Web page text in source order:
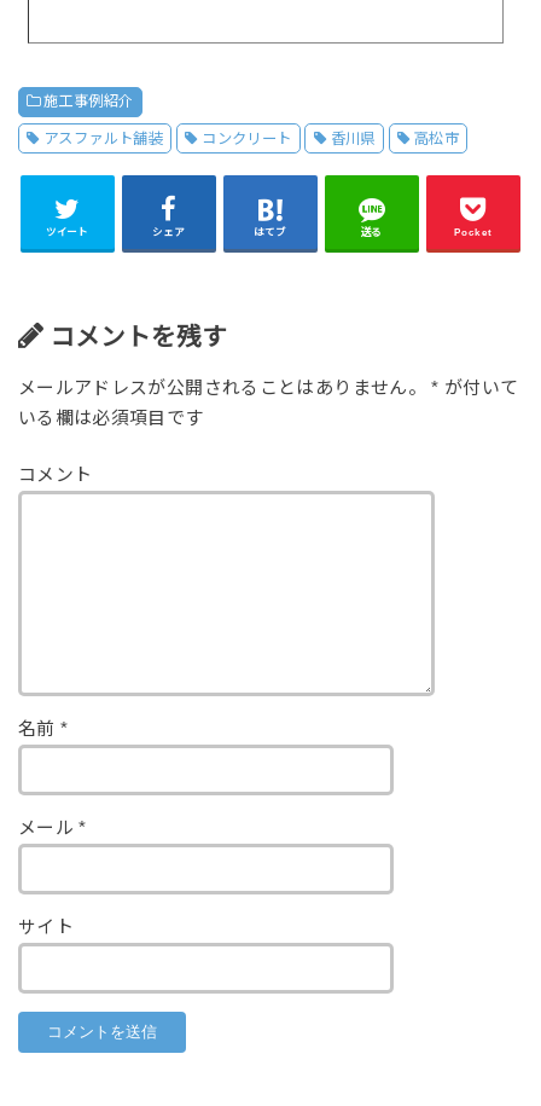
施工事例紹介
アスファルト舗装 コンクリート 香川県 高松市
ツイート シェア はてブ 送る Pocket
コメントを残す
メールアドレスが公開されることはありません。 * が付いて
いる欄は必須項目です
コメント
名前 *
メール*
サイト